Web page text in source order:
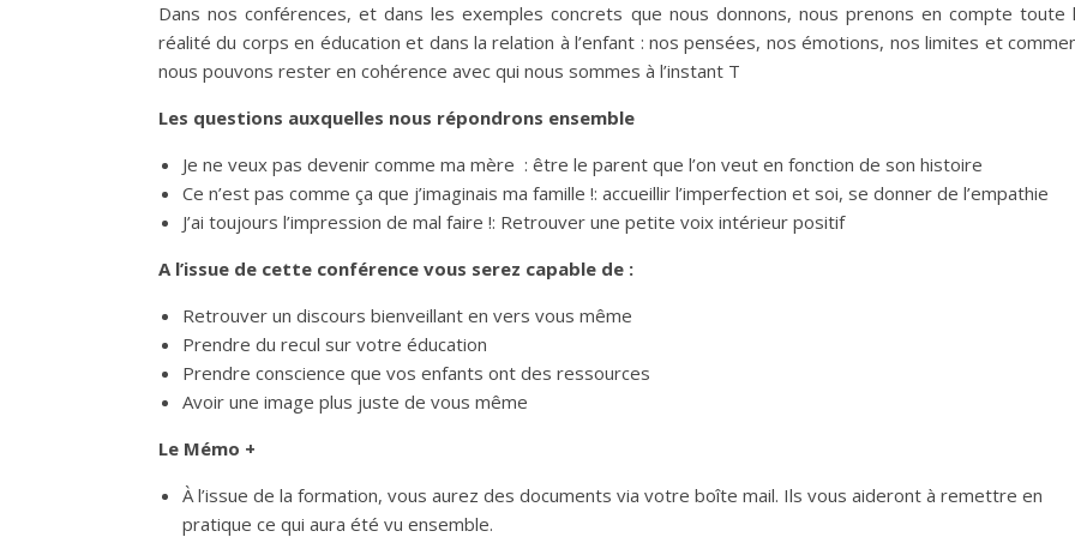
Dans nos conférences, et dans les exemples concrets que nous donnons, nous prenons en compte toute
réalité du corps en éducation et dans la relation à l’enfant : nos pensées, nos émotions, nos limites et
nous pouvons rester en cohérence avec qui nous sommes à l’instant T
Les questions auxquelles nous répondrons ensemble
Je ne veux pas devenir comme ma mère : être le parent que l’on veut en fonction de son histoire
Ce n’est pas comme ça que j’imaginais ma famille !: accueillir l’imperfection et soi, se donner de l’empathie
J’ai toujours l’impression de mal faire !: Retrouver une petite voix intérieur positif
A l’issue de cette conférence vous serez capable de :
Retrouver un discours bienveillant en vers vous même
Prendre du recul sur votre éducation
Prendre conscience que vos enfants ont des ressources
Avoir une image plus juste de vous même
Le Mémo +
À l’issue de la formation, vous aurez des documents via votre boîte mail. Ils vous aideront à remettre en
pratique ce qui aura été vu ensemble.